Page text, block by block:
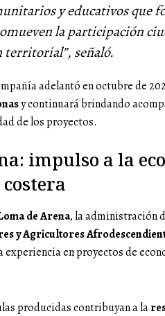
y educativos que
la participación
territorial”, señaló.
adelantó en octubre de
y continuará brindando
de los proyectos.
impulso a la
de Arena, la administración
y Agricultores
en proyectos de
producidas contribuyan a la